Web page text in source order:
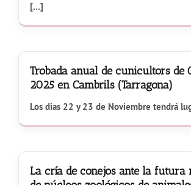
[...]
Trobada anual de cunicultors de
2025 en Cambrils (Tarragona)
Los dias 22 y 23 de Noviembre tendrá
La cría de conejos ante la futura